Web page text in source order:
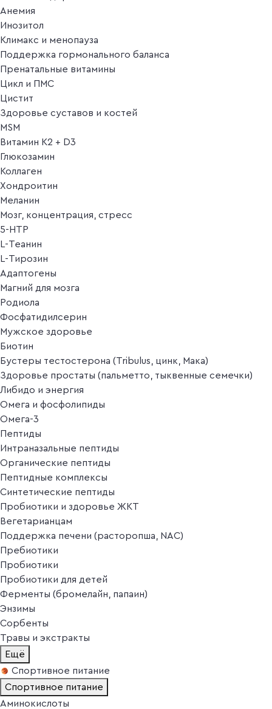
Анемия
Инозитол
Климакс и менопауза
Поддержка гормонального баланса
Пренатальные витамины
Цикл и ПМС
Цистит
Здоровье суставов и костей
MSM
Витамин K2 + D3
Глюкозамин
Коллаген
Хондроитин
Меланин
Мозг, концентрация, стресс
5-HTP
L-Теанин
L-Тирозин
Адаптогены
Магний для мозга
Родиола
Фосфатидилсерин
Мужское здоровье
Биотин
Бустеры тестостерона (Tribulus, цинк, Мака)
Здоровье простаты (пальметто, тыквенные семечки)
Либидо и энергия
Омега и фосфолипиды
Омега-3
Пептиды
Интраназальные пептиды
Органические пептиды
Пептидные комплексы
Синтетические пептиды
Пробиотики и здоровье ЖКТ
Вегетарианцам
Поддержка печени (расторопша, NAC)
Пребиотики
Пробиотики
Пробиотики для детей
Ферменты (бромелайн, папаин)
Энзимы
Сорбенты
Травы и экстракты
Ещё
Спортивное питание
Спортивное питание
Аминокислоты